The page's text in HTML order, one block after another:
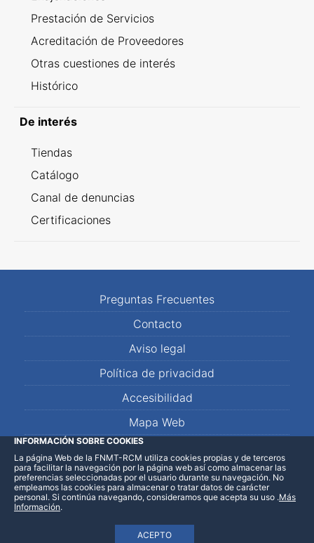
Prestación de Servicios
Acreditación de Proveedores
Otras cuestiones de interés
Histórico
De interés
Tiendas
Catálogo
Canal de denuncias
Certificaciones
Preguntas Frecuentes
Contacto
Aviso legal
Política de privacidad
Accesibilidad
Mapa Web
LinkedInFacebookWhatsApp
INFORMACIÓN SOBRE COOKIES
La página Web de la FNMT-RCM utiliza cookies propias y de terceros
para facilitar la navegación por la página web así como almacenar las
preferencias seleccionadas por el usuario durante su navegación. No
empleamos las cookies para almacenar o tratar datos de carácter
personal. Si continúa navegando, consideramos que acepta su uso
ACEPTO
.Más
Información.